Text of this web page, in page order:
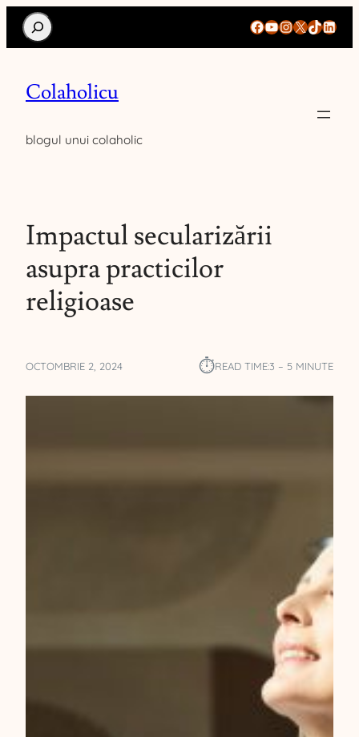
Search Facebook
YouTube
Instagram
X TikTok
Colaholicu
blogul unui colaholic
Impactul secularizării
asupra practicilor
religioase
OCTOMBRIE 2, 2024 ⏱︎READ TIME:3 – 5 MINUTE